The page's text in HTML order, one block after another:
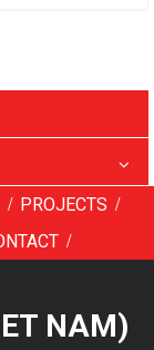
/ PROJECTS /
/
NAM)